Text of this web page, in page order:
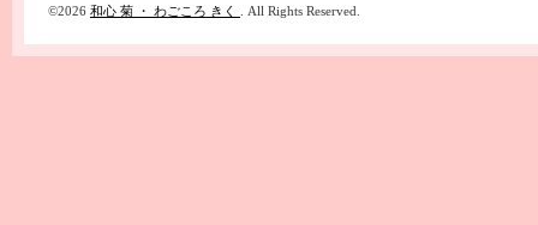
©2026 和心 菊 ・ わごころ きく . All Rights Reserved.